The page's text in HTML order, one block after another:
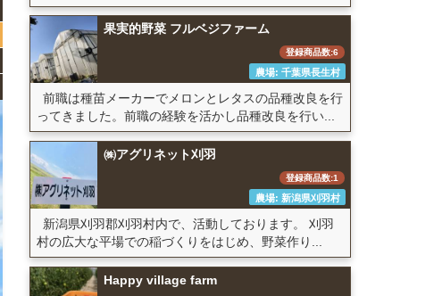
果実的野菜 フルベジファーム
登録商品数:6
農場: 千葉県長生村
前職は種苗メーカーでメロンとレタスの品種改良を行
ってきました。前職の経験を活かし品種改良を行い...
㈱アグリネット刈羽
登録商品数:1
農場: 新潟県刈羽村
新潟県刈羽郡刈羽村内で、活動しております。 刈羽
村の広大な平場での稲づくりをはじめ、野菜作り...
Happy village farm